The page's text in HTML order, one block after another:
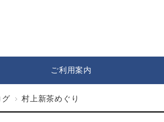
ご利用案内
グ 村上新茶めぐり